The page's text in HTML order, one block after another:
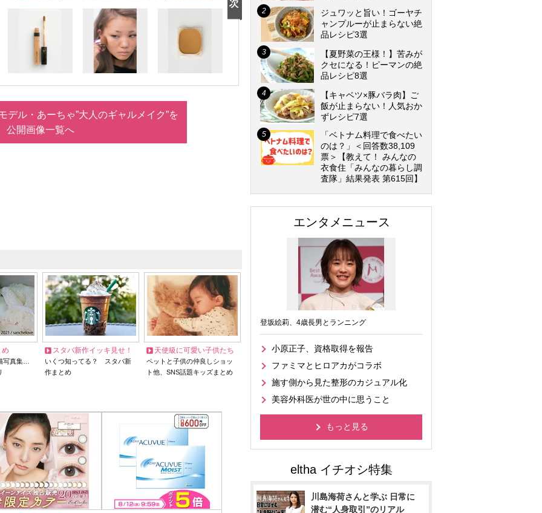
デル・あーちゃ”大人のギャルメイク”を
公開画像一覧へ
め
写真集…
スタバ新作イッキ見せ！
いくつ知ってる？ スタバ新
作まとめ
天使級に可愛い子供たち
ペットと子供の仲良しショッ
ト他、SNS話題キッズまとめ
ジュワッと旨い！ゴーヤチ
ャンプルーが止まらない絶
品レシピ3選
【夏野菜の王様！】苦みが
クセになる！ピーマンの絶
品レシピ8選
【キャベツ×豚バラ肉】ご
飯が止まらない！人気おか
ずレシピ7選
「ベトナム料理で食べたい
のは？」＜回答数38,109
票＞【教えて！ みんなの
衣食住「みんなの暮らし調
査隊」結果発表 第615回】
エンタメニュース
登坂絵莉、4歳長男とランニング
小原正子、資格取得を報告
ファミマとヒロアカがコラボ
施す側から見た整形のカジュアル化
美容外科医が世の中に思うこと
もっと見る
川島海荷さんと学ぶ 日常に
潜む“人身取引”のリアル